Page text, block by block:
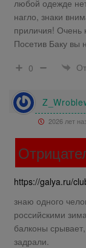
любой одежде
нагло, знаки
приличия! Очень
Посетив Баку вы
0
2026 лет
https://galya.ru/
знаю одного
российскими
балконы
задрали.